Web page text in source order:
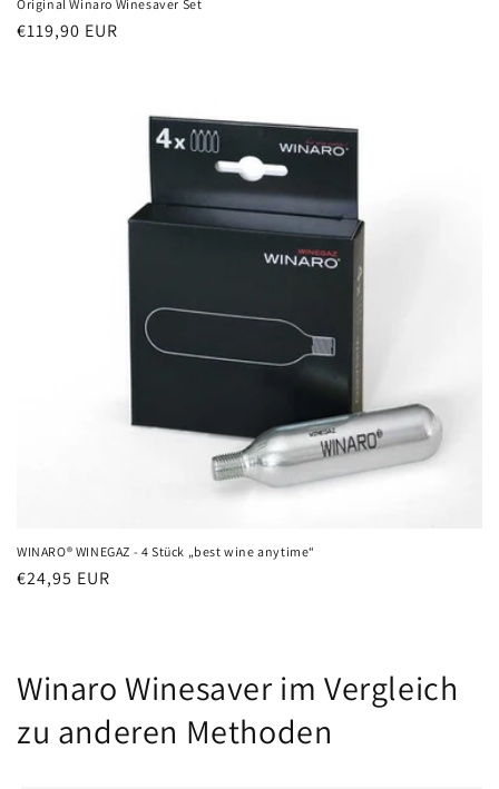
Original Winaro Winesaver Set
Normaler
€119,90 EUR
WINARO® WINEGAZ - 4 Stück „best wine anytime“
Normaler
€24,95 EUR
Winaro Winesaver im Vergleich
zu anderen Methoden